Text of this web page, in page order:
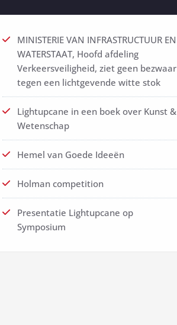
MINISTERIE VAN INFRASTRUCTUUR EN
WATERSTAAT, Hoofd afdeling
Verkeersveiligheid, ziet geen bezwaar
tegen een lichtgevende witte stok
Lightupcane in een boek over Kunst &
Wetenschap
Hemel van Goede Ideeën
Holman competition
Presentatie Lightupcane op
Symposium